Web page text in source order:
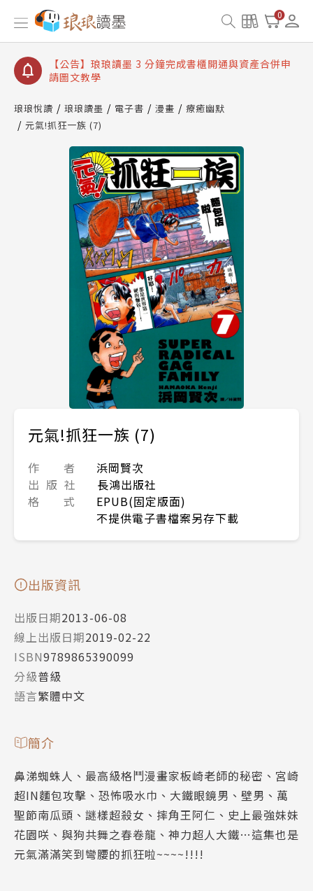
0
【公告】琅琅讀墨數位閱讀資產合併與書櫃開通申請
【公告】琅琅讀墨書櫃開通常見問題
【公告】琅琅讀墨 3 分鐘完成書櫃開通與資產合併申
請圖文教學
查詢
【公告】琅琅讀墨數位閱讀資產合併與書櫃開通申請
琅琅悅讀 琅琅讀墨 電子書 漫畫
療癒幽默
元氣!抓狂一族 (7)
元氣!抓狂一族 (7)
作 者
浜岡賢次
出 版 社
長鴻出版社
格 式
EPUB(固定版面)
不提供電子書檔案另存下載
出版資訊
出版日期2013-06-08
線上出版日期2019-02-22
ISBN9789865390099
分級普級
語言繁體中文
簡介
鼻涕蜘蛛人、最高級格鬥漫畫家板崎老師的秘密、宮崎
超IN麵包攻擊、恐怖吸水巾、大鐵眼鏡男、壁男、萬
聖節南瓜頭、謎樣超殺女、摔角王阿仁、史上最強妹妹
花園咲、與狗共舞之春卷龍、神力超人大鐵…這集也是
元氣滿滿笑到彎腰的抓狂啦~~~~!!!!